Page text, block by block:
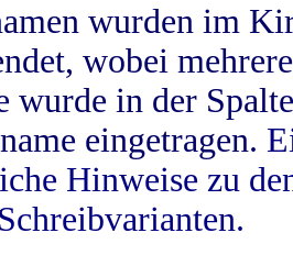
wurden im
wobei
wurde in der
eingetragen.
Hinweise zu